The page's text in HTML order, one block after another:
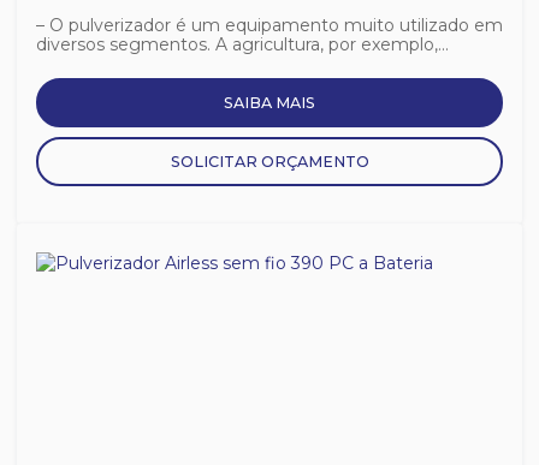
– O pulverizador é um equipamento muito utilizado em
diversos segmentos. A agricultura, por exemplo,...
SAIBA MAIS
SOLICITAR ORÇAMENTO